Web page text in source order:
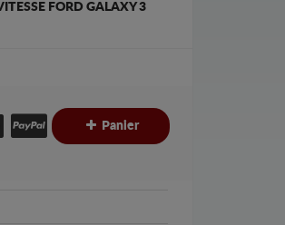
FORD GALAXY 3
Panier